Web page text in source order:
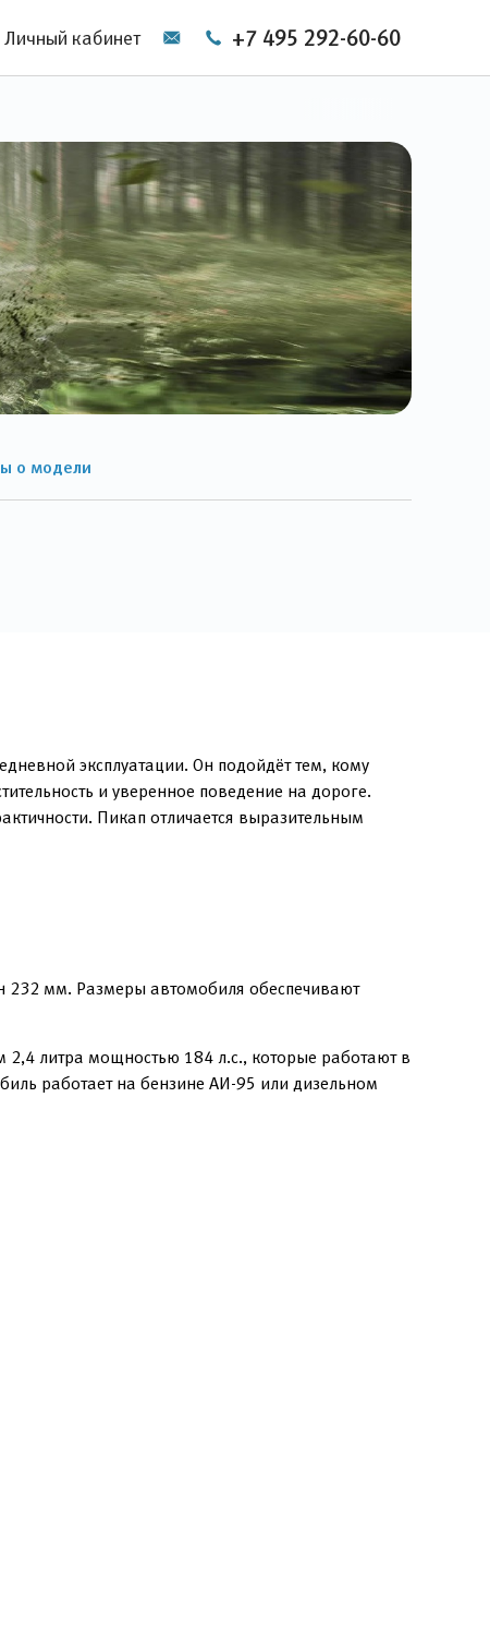
Личный кабинет +7 495 292-60-60
о модели
эксплуатации. Он подойдёт тем, кому
и уверенное поведение на дороге.
Пикап отличается выразительным
232 мм. Размеры автомобиля обеспечивают
литра мощностью 184 л.с., которые работают в
работает на бензине АИ-95 или дизельном